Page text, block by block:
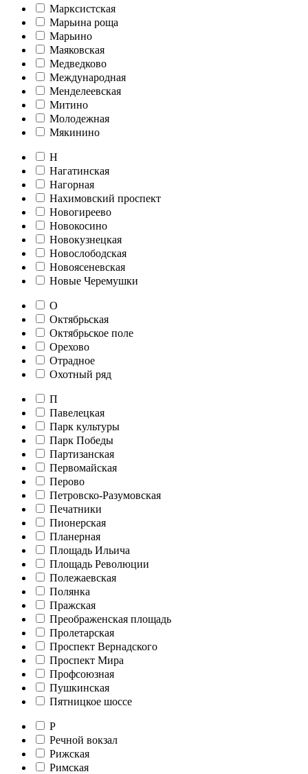
Марксистская
Марьина роща
Марьино
Маяковская
Медведково
Международная
Менделеевская
Митино
Молодежная
Мякинино
Н
Нагатинская
Нагорная
Нахимовский проспект
Новогиреево
Новокосино
Новокузнецкая
Новослободская
Новоясеневская
Новые Черемушки
О
Октябрьская
Октябрьское поле
Орехово
Отрадное
Охотный ряд
П
Павелецкая
Парк культуры
Парк Победы
Партизанская
Первомайская
Перово
Петровско-Разумовская
Печатники
Пионерская
Планерная
Площадь Ильича
Площадь Революции
Полежаевская
Полянка
Пражская
Преображенская площадь
Пролетарская
Проспект Вернадского
Проспект Мира
Профсоюзная
Пушкинская
Пятницкое шоссе
Р
Речной вокзал
Рижская
Римская